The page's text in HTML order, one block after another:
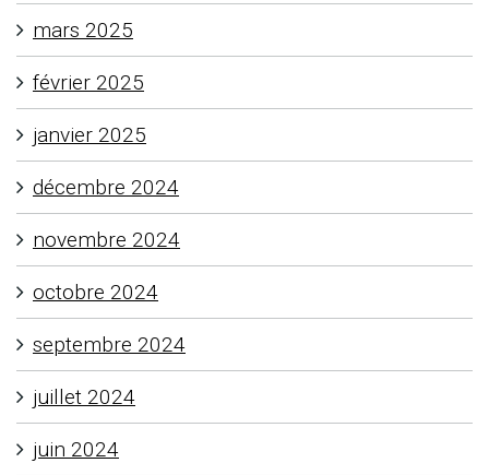
mars 2025
février 2025
janvier 2025
décembre 2024
novembre 2024
octobre 2024
septembre 2024
juillet 2024
juin 2024